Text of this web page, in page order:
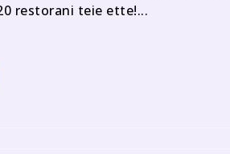
restorani teie ette!...